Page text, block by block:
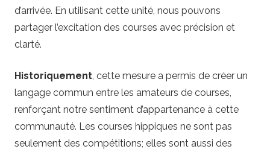
d’arrivée. En utilisant cette unité, nous pouvons
partager l’excitation des courses avec précision et
clarté.
Historiquement , cette mesure a permis de créer un
langage commun entre les amateurs de courses,
renforçant notre sentiment d’appartenance à cette
communauté. Les courses hippiques ne sont pas
seulement des compétitions; elles sont aussi des